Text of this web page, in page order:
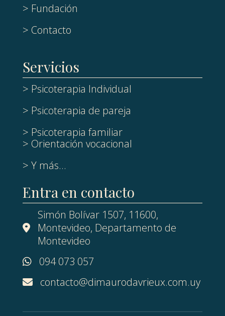
> Fundación
> Contacto
Servicios
> Psicoterapia Individual
> Psicoterapia de pareja
> Psicoterapia familiar
> Orientación vocacional
> Y más...
Entra en contacto
Simón Bolívar 1507, 11600,
Montevideo, Departamento de
Montevideo
094 073 057
contacto@dimaurodavrieux.com.uy